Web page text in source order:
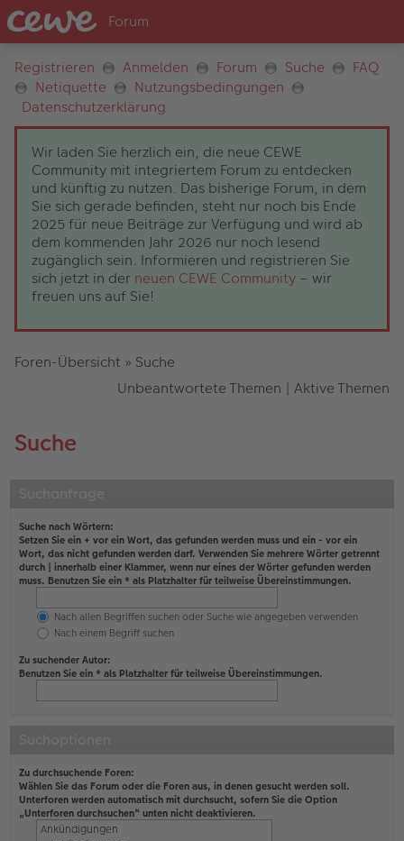
Registrieren Anmelden Forum Suche
FAQ
Netiquette
Nutzungsbedingungen
Datenschutzerklärung
Wir laden Sie herzlich ein, die neue CEWE
Community mit integriertem Forum zu entdecken
und künftig zu nutzen. Das bisherige Forum, in dem
Sie sich gerade befinden, steht nur noch bis Ende
2025 für neue Beiträge zur Verfügung und wird ab
dem kommenden Jahr 2026 nur noch lesend
zugänglich sein. Informieren und registrieren Sie
sich jetzt in der neuen CEWE Community – wir
freuen uns auf Sie!
Foren-Übersicht » Suche
Unbeantwortete Themen | Aktive Themen
Suche
Suche nach Wörtern:
Setzen Sie ein + vor ein Wort, das gefunden werden muss und ein - vor ein
Wort, das nicht gefunden werden darf. Verwenden Sie mehrere Wörter getrennt
durch | innerhalb einer Klammer, wenn nur eines der Wörter gefunden werden
muss. Benutzen Sie ein * als Platzhalter für teilweise Übereinstimmungen.
Nach allen Begriffen suchen oder Suche wie angegeben verwenden
Nach einem Begriff suchen
Zu suchender Autor:
Benutzen Sie ein * als Platzhalter für teilweise Übereinstimmungen.
Zu durchsuchende Foren:
Wählen Sie das Forum oder die Foren aus, in denen gesucht werden soll.
Unterforen werden automatisch mit durchsucht, sofern Sie die Option
„Unterforen durchsuchen“ unten nicht deaktivieren.